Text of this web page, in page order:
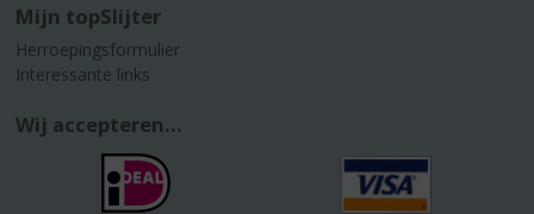
Mijn topSlijter
Herroepingsformulier
Interessante links
Wij accepteren...